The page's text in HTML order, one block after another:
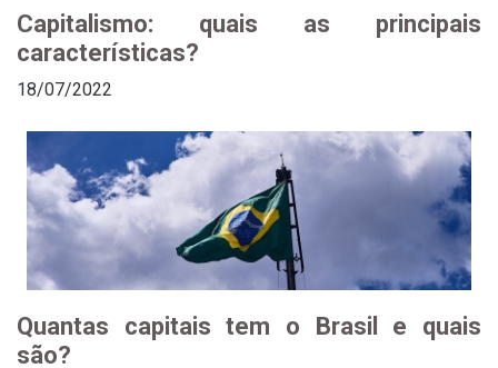
Capitalismo: quais as principais
características?
18/07/2022
Quantas capitais tem o Brasil e quais
são?